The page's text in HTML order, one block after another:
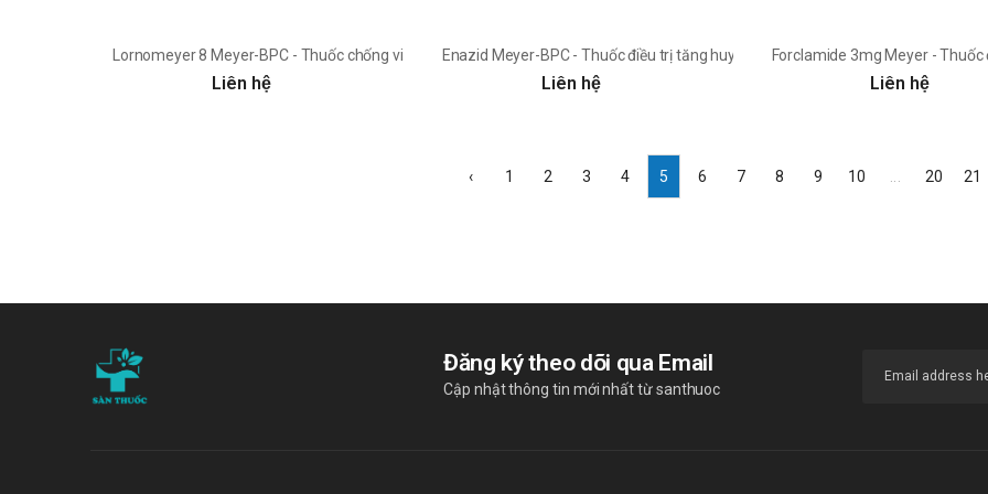
Lornomeyer 8 Meyer-BPC - Thuốc chống viêm, giảm đau dạng uống
Liên hệ
Enazid Meyer-BPC - Thuốc điều trị tăng huyết áp
Liên hệ
Forclamide 3mg Meyer -
Liên hệ
‹ 1 2 3 4 5 6 7 8 9 10 20 21
Đăng ký theo dõi qua Email
Cập nhật thông tin mới nhất từ santhuoc